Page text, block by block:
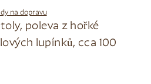
na dopravu
poleva z hořké
lupínků, cca 100